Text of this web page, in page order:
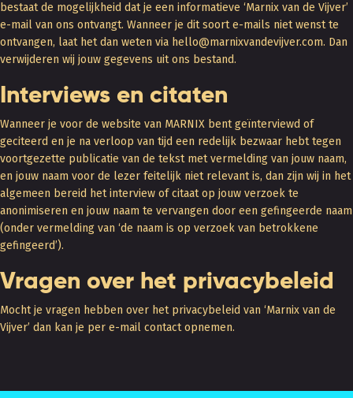
bestaat de mogelijkheid dat je een informatieve ‘Marnix van de Vijver’
e-mail van ons ontvangt. Wanneer je dit soort e-mails niet wenst te
ontvangen, laat het dan weten via hello@marnixvandevijver.com. Dan
verwijderen wij jouw gegevens uit ons bestand.
Interviews en citaten
Wanneer je voor de website van MARNIX bent geïnterviewd of
geciteerd en je na verloop van tijd een redelijk bezwaar hebt tegen
voortgezette publicatie van de tekst met vermelding van jouw naam,
en jouw naam voor de lezer feitelijk niet relevant is, dan zijn wij in het
algemeen bereid het interview of citaat op jouw verzoek te
anonimiseren en jouw naam te vervangen door een gefingeerde naam
(onder vermelding van ‘de naam is op verzoek van betrokkene
gefingeerd’).
Vragen over het privacybeleid
Mocht je vragen hebben over het privacybeleid van ‘Marnix van de
Vijver’ dan kan je per e-mail contact opnemen.